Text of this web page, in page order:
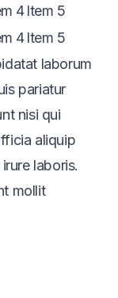
4Item 5
4Item 5
laborum
pariatur
nisi qui
aliquip
laboris.
mollit